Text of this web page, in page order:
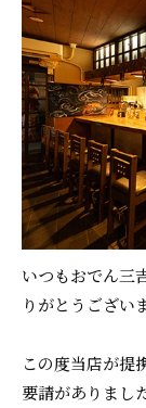
いつもおでん三
りがとうござい
この度当店が提
要請がありました